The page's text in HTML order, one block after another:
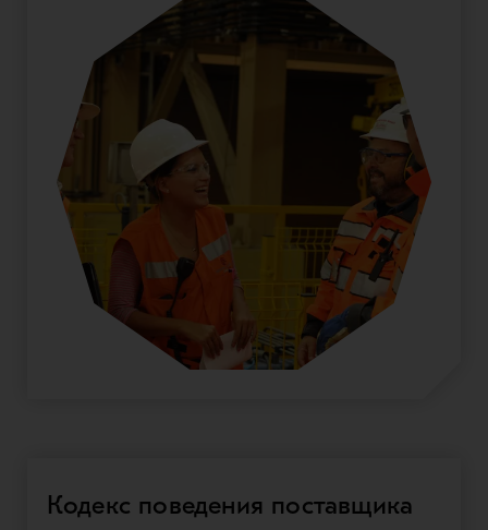
Кодекс поведения поставщика